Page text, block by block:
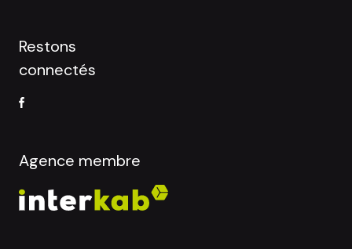
Restons
connectés
Agence membre